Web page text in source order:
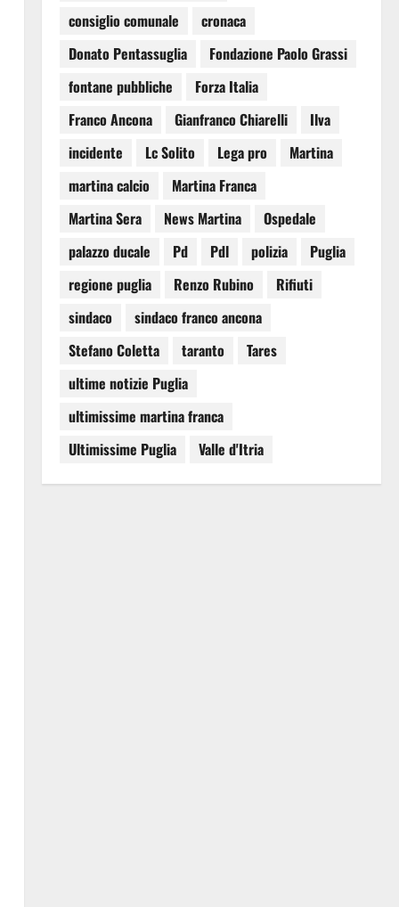
consiglio comunale
cronaca
Donato Pentassuglia
Fondazione Paolo Grassi
fontane pubbliche
Forza Italia
Franco Ancona
Gianfranco Chiarelli
Ilva
incidente
Lc Solito Lega pro
Martina
martina calcio
Martina Franca
Martina Sera
News Martina
Ospedale
palazzo ducale
Pd Pdl polizia
Puglia
regione puglia
Renzo Rubino
Rifiuti
sindaco
sindaco franco ancona
Stefano Coletta
taranto
Tares
ultime notizie Puglia
ultimissime martina franca
Ultimissime Puglia
Valle d'Itria